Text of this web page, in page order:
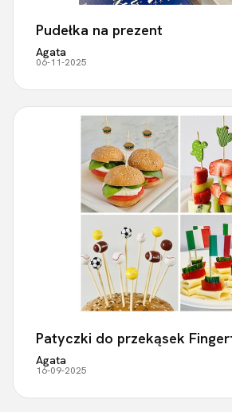
Pudełka na prezent
Agata
06-11-2025
Patyczki do przekąsek
Agata
16-09-2025